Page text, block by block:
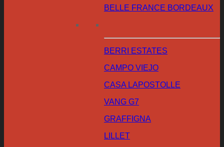
BELLE FRANCE BORDEAUX
BERRI ESTATES
CAMPO VIEJO
CASA LAPOSTOLLE
VANG G7
GRAFFIGNA
LILLET